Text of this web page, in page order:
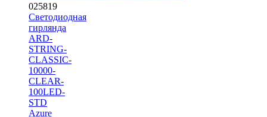
025819
Светодиодная
гирлянда
ARD-
STRING-
CLASSIC-
10000-
CLEAR-
100LED-
STD
Azure